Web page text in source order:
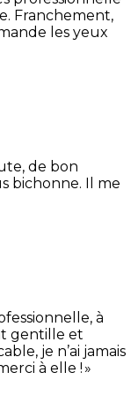
Franchement,
les yeux
de bon
bichonne. Il me
à
gentille et
je n’ai jamais
à elle !»